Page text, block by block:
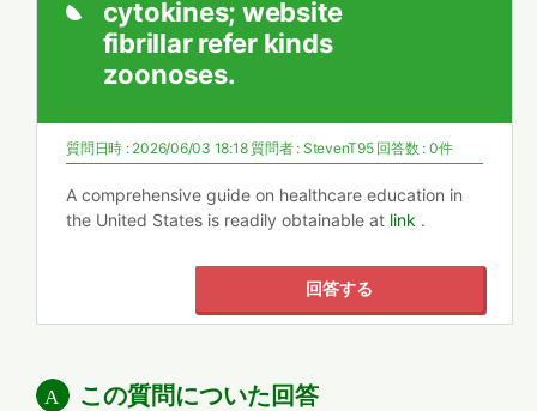
cytokines; website
fibrillar refer kinds
zoonoses.
質問日時 : 2026/06/03 18:18質問者 : StevenT95 回答数 : 0件
A comprehensive guide on healthcare education in
the United States is readily obtainable at link .
回答する
この質問についた回答